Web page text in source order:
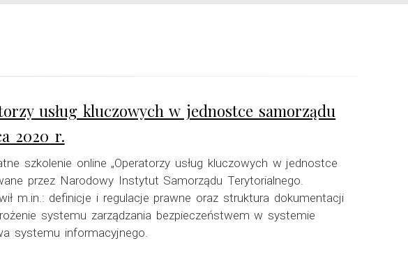
usług kluczowych w jednostce samorządu
2020 r.
szkolenie online „Operatorzy usług kluczowych w jednostce
przez Narodowy Instytut Samorządu Terytorialnego.
m.in.: definicje i regulacje prawne oraz struktura dokumentacji
systemu zarządzania bezpieczeństwem w systemie
systemu informacyjnego.